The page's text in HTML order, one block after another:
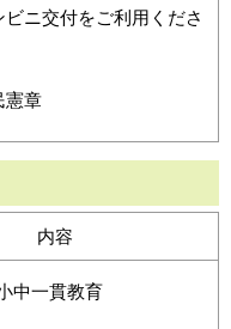
ニ交付をご利用くださ
憲章
内容
中一貫教育